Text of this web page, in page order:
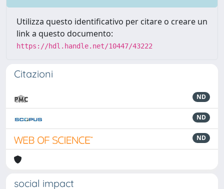
Utilizza questo identificativo per citare o creare un
link a questo documento:
https://hdl.handle.net/10447/43222
Citazioni
ND
ND
ND
social impact